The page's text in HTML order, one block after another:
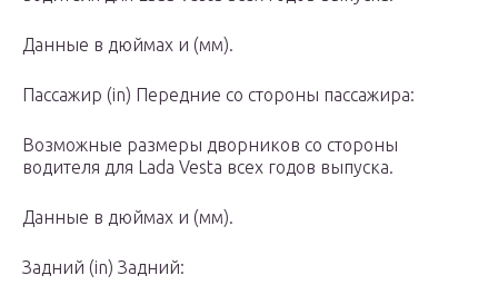
Данные в дюймах и (мм).
Пассажир (in) Передние со стороны пассажира:
Возможные размеры дворников со стороны
водителя для Lada Vesta всех годов выпуска.
Данные в дюймах и (мм).
Задний (in) Задний: